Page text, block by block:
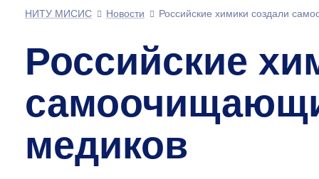
НИТУ МИСИС
Новости Российские химики создали
Российские
медиков